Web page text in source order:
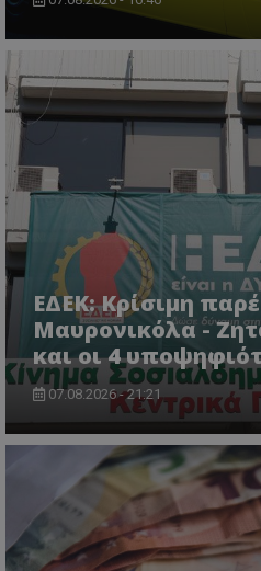
ΕΔΕΚ: Κρίσιμη
Μαυρονικόλα -
και οι 4
07.08.2026 - 21:21